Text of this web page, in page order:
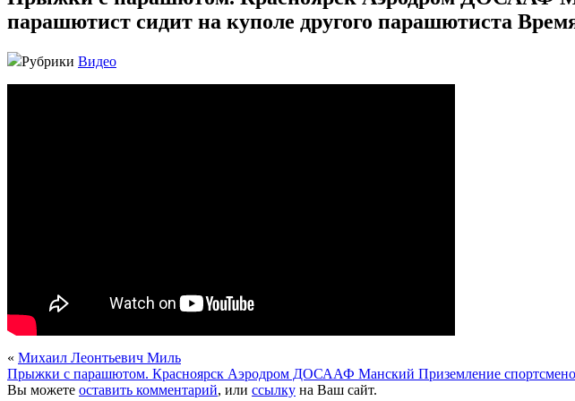
парашютист сидит на куполе другого парашютиста Время
Рубрики Видео
« Михаил Леонтьевич Миль
Прыжки с парашютом. Красноярск Аэродром ДОСААФ Манский Приземление
Вы можете оставить комментарий, или ссылку на Ваш сайт.